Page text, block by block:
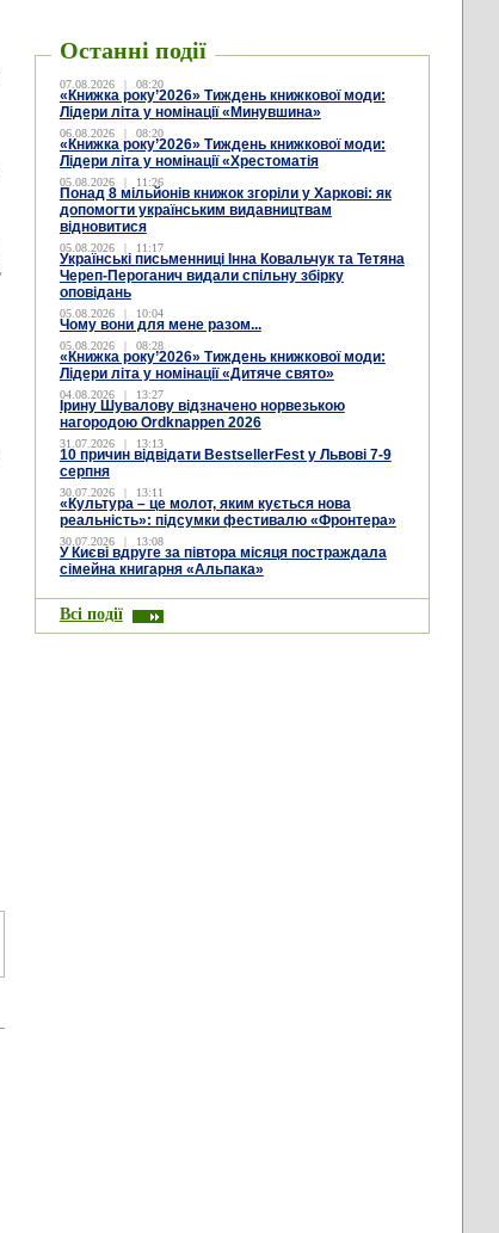
Останні події
07.08.2026 | 08:20
«Книжка року’2026» Тиждень книжкової моди:
Лідери літа у номінації «Минувшина»
06.08.2026 | 08:20
«Книжка року’2026» Тиждень книжкової моди:
Лідери літа у номінації «Хрестоматія
05.08.2026 | 11:26
Понад 8 мільйонів книжок згоріли у Харкові: як
допомогти українським видавництвам
відновитися
05.08.2026 | 11:17
Українські письменниці Інна Ковальчук та Тетяна
Череп-Пероганич видали спільну збірку
оповідань
05.08.2026 | 10:04
Чому вони для мене разом...
05.08.2026 | 08:28
«Книжка року’2026» Тиждень книжкової моди:
Лідери літа у номінації «Дитяче свято»
04.08.2026 | 13:27
Ірину Шувалову відзначено норвезькою
нагородою Ordknappen 2026
31.07.2026 | 13:13
10 причин відвідати BestsellerFest у Львові 7-9
серпня
30.07.2026 | 13:11
«Культура – це молот, яким кується нова
реальність»: підсумки фестивалю «Фронтера»
30.07.2026 | 13:08
У Києві вдруге за півтора місяця постраждала
сімейна книгарня «Альпака»
Всі події